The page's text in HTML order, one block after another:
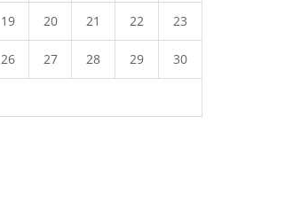
19 20 21 22 23
26 27 28 29 30